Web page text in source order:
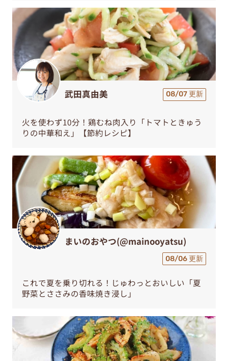
武田真由美 08/07 更新
火を使わず10分！鶏むね肉入り「トマトときゅう
りの中華和え」【節約レシピ】
まいのおやつ(@mainooyatsu)
08/06 更新
これで夏を乗り切れる！じゅわっとおいしい「夏
野菜とささみの香味焼き浸し」